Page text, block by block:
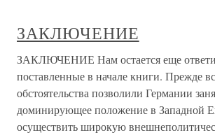
ЗАКЛЮЧЕНИЕ
ЗАКЛЮЧЕНИЕ Нам остается еще
поставленные в начале книги. Прежде
обстоятельства позволили Германии
доминирующее положение в Западной
осуществить широкую